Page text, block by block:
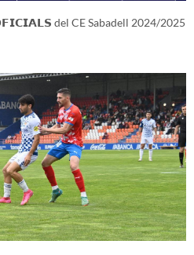
del CE Sabadell 2024/2025